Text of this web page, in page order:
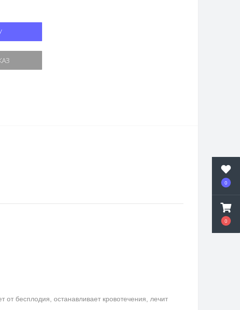
0
0
бесплодия, останавливает кровотечения, лечит